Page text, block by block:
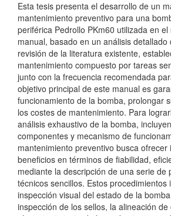
Esta tesis presenta el desarrollo de un
mantenimiento preventivo para una
periférica Pedrollo PKm60 utilizada en
manual, basado en un análisis
revisión de la literatura existente,
mantenimiento compuesto por tareas
junto con la frecuencia recomendada
objetivo principal de este manual es
funcionamiento de la bomba, prolongar
los costes de mantenimiento. Para
análisis exhaustivo de la bomba,
componentes y mecanismo de
mantenimiento preventivo busca ofrecer
beneficios en términos de fiabilidad,
mediante la descripción de una serie de
técnicos sencillos. Estos procedimientos
inspección visual del estado de la
inspección de los sellos, la alineación